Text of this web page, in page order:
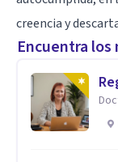
creencia y
Encuentra